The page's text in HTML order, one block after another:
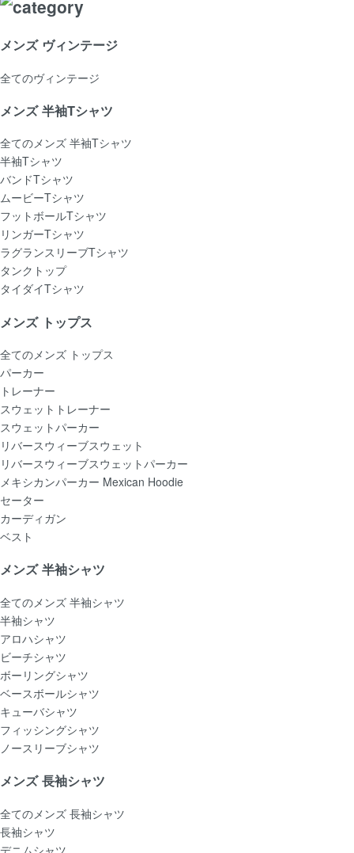
メンズ ヴィンテージ
全てのヴィンテージ
メンズ 半袖Tシャツ
全てのメンズ 半袖Tシャツ
半袖Tシャツ
バンドTシャツ
ムービーTシャツ
フットボールTシャツ
リンガーTシャツ
ラグランスリーブTシャツ
タンクトップ
タイダイTシャツ
メンズ トップス
全てのメンズ トップス
パーカー
トレーナー
スウェットトレーナー
スウェットパーカー
リバースウィーブスウェット
リバースウィーブスウェットパーカー
メキシカンパーカー Mexican Hoodie
セーター
カーディガン
ベスト
メンズ 半袖シャツ
全てのメンズ 半袖シャツ
半袖シャツ
アロハシャツ
ビーチシャツ
ボーリングシャツ
ベースボールシャツ
キューバシャツ
フィッシングシャツ
ノースリーブシャツ
メンズ 長袖シャツ
全てのメンズ 長袖シャツ
長袖シャツ
デニムシャツ